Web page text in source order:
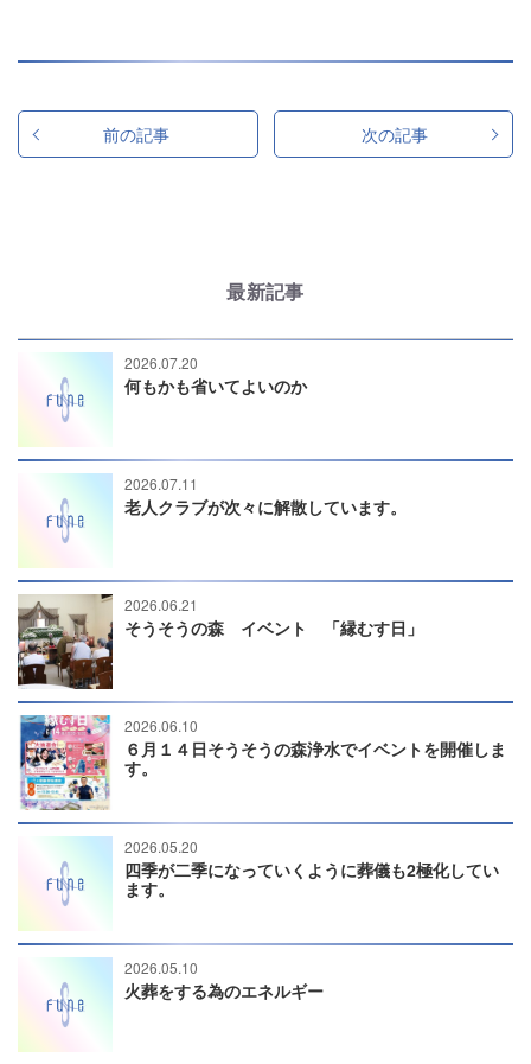
前の記事 次の記事
最新記事
2026.07.20
何もかも省いてよいのか
2026.07.11
老人クラブが次々に解散しています。
2026.06.21
そうそうの森 イベント 「縁むす日」
2026.06.10
６月１４日そうそうの森浄水でイベントを開催しま
す。
2026.05.20
四季が二季になっていくように葬儀も2極化してい
ます。
2026.05.10
火葬をする為のエネルギー